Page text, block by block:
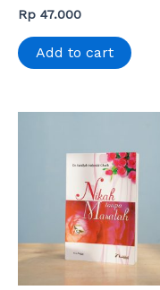
Rp 47.000
Add to cart